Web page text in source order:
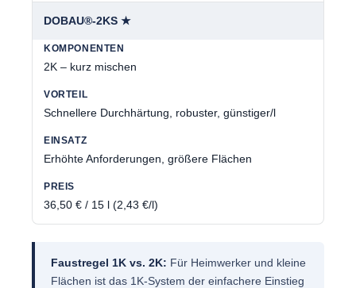
DOBAU®-2KS ★
2K – kurz mischen
Schnellere Durchhärtung, robuster, günstiger/l
Erhöhte Anforderungen, größere Flächen
36,50 € / 15 l (2,43 €/l)
Faustregel 1K vs. 2K: Für Heimwerker und kleine
Flächen ist das 1K-System der einfachere Einstieg